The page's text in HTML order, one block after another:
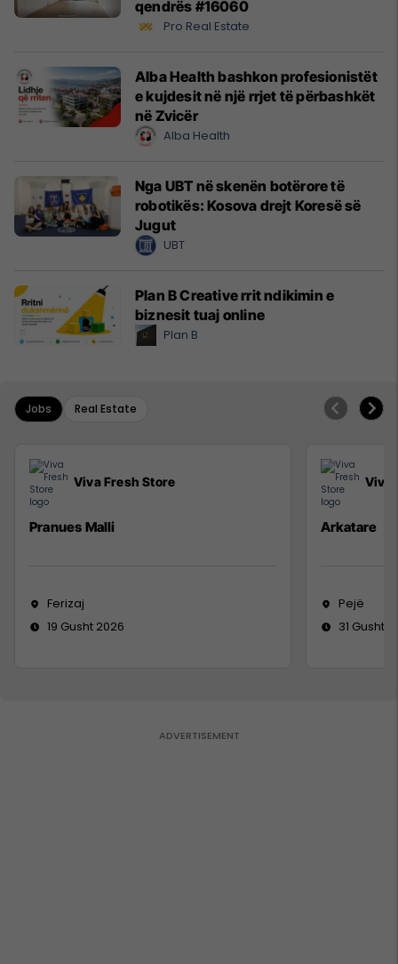
qendrës #16060
Pro Real Estate
Alba Health bashkon profesionistët
e kujdesit në një rrjet të përbashkët
në Zvicër
Alba Health
Nga UBT në skenën botërore të
robotikës: Kosova drejt Koresë së
Jugut
UBT
Plan B Creative rrit ndikimin e
biznesit tuaj online
Plan B
Jobs Real Estate
Viva Fresh Store
Pranues Malli
Ferizaj
19 Gusht 2026
Viva
Arkatare
Pejë
31 Gusht